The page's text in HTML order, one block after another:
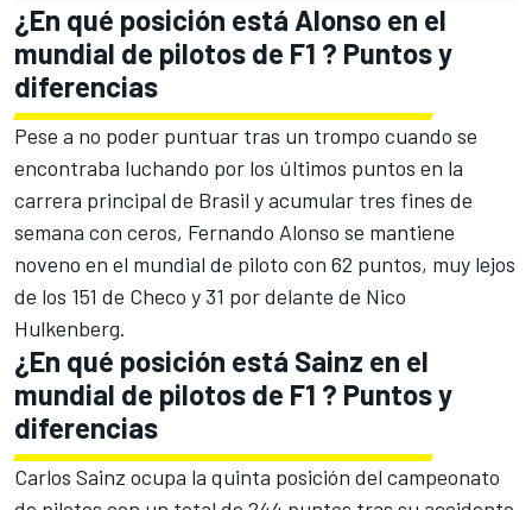
¿En qué posición está Alonso en el
mundial de pilotos de F1 ? Puntos y
diferencias
Pese a no poder puntuar tras un trompo cuando se
encontraba luchando por los últimos puntos en la
carrera principal de Brasil y acumular tres fines de
semana con ceros, Fernando Alonso se mantiene
noveno en el mundial de piloto con 62 puntos, muy lejos
de los 151 de Checo y 31 por delante de Nico
Hulkenberg.
¿En qué posición está Sainz en el
mundial de pilotos de F1 ? Puntos y
diferencias
Carlos Sainz ocupa la quinta posición del campeonato